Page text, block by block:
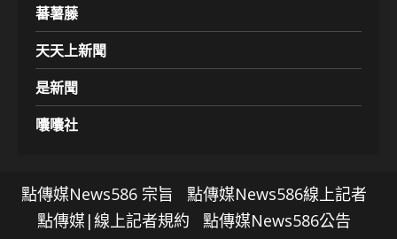
蕃薯藤
天天上新聞
是新聞
囔囔社
點傳媒News586 宗旨
點傳媒News586線上記者
點傳媒|線上記者規約
點傳媒News586公告